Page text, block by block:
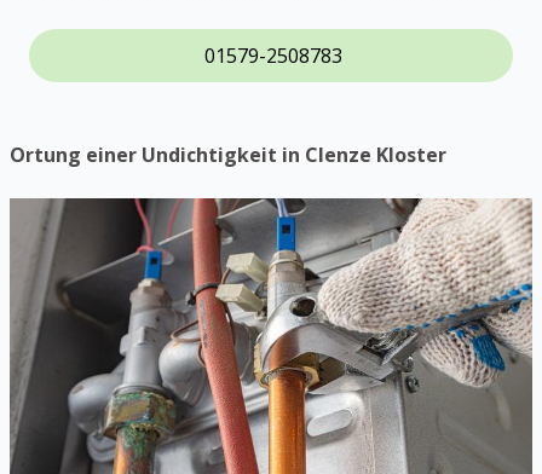
01579-2508783
Ortung einer Undichtigkeit in Clenze Kloster